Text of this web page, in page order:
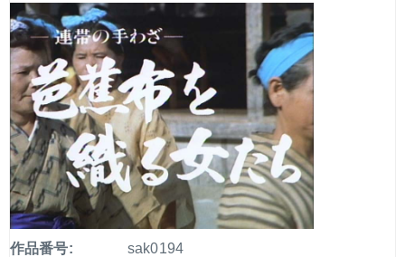
作品番号: sak0194